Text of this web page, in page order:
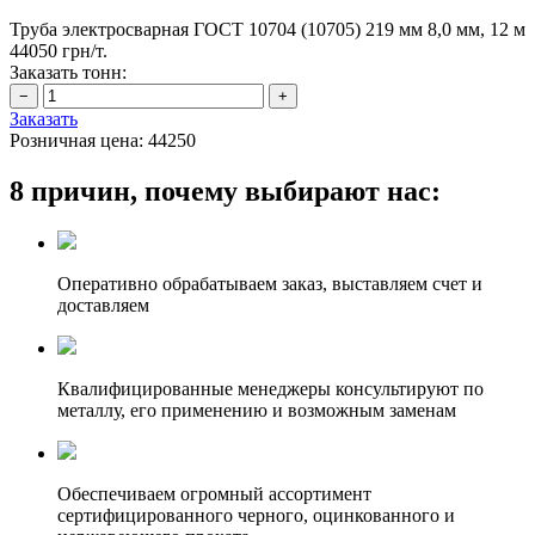
Труба электросварная ГОСТ 10704 (10705) 219 мм 8,0 мм, 12 м
44050 грн/т.
Заказать тонн:
Заказать
Розничная цена: 44250
8 причин, почему выбирают нас:
Оперативно обрабатываем заказ, выставляем счет и
доставляем
Квалифицированные менеджеры консультируют по
металлу, его применению и возможным заменам
Обеспечиваем огромный ассортимент
сертифицированного черного, оцинкованного и